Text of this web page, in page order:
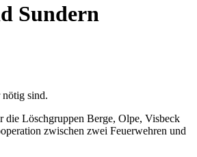
Sundern
nötig sind.
die Löschgruppen Berge, Olpe, Visbeck
zwischen zwei Feuerwehren und